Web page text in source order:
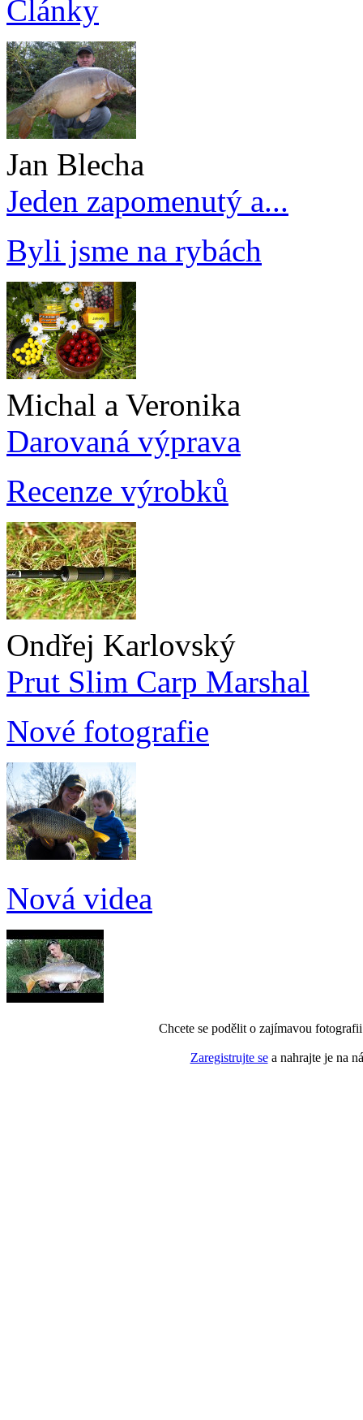
Články
Jan Blecha
Jeden zapomenutý a...
Byli jsme na rybách
Michal a Veronika
Darovaná výprava
Recenze výrobků
Ondřej Karlovský
Prut Slim Carp Marshal
Nové fotografie
Nová videa
Chcete se podělit o zajímavou
Zaregistrujte sea nahrajte je na